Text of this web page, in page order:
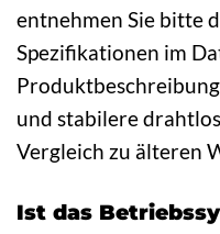
entnehmen Sie bitte
Spezifikationen im
und stabilere
Vergleich zu älteren
Ist das